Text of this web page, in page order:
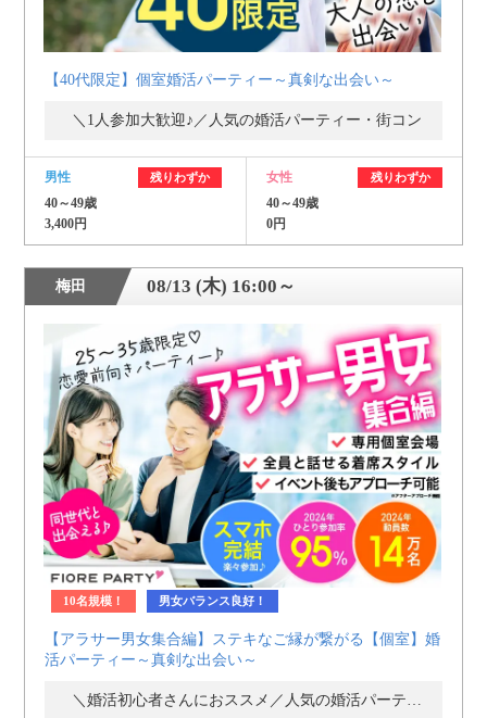
【40代限定】個室婚活パーティー～真剣な出会い～
＼1人参加大歓迎♪／人気の婚活パーティー・街コン
男性 残りわずか
40～49歳
3,400円
女性 残りわずか
40～49歳
0円
梅田 08/13 (木) 16:00～
10名規模！ 男女バランス良好！
【アラサー男女集合編】ステキなご縁が繋がる【個室】婚
活パーティー～真剣な出会い～
＼婚活初心者さんにおススメ／人気の婚活パーティー・街コン